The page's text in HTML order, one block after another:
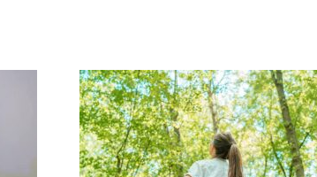
Nazionale